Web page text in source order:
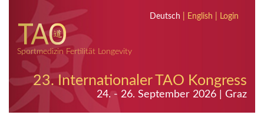
Deutsch English Login
Sportmedizin Fertilität Longevity
23. Internationaler TAO Kongress
24. - 26. September 2026 | Graz